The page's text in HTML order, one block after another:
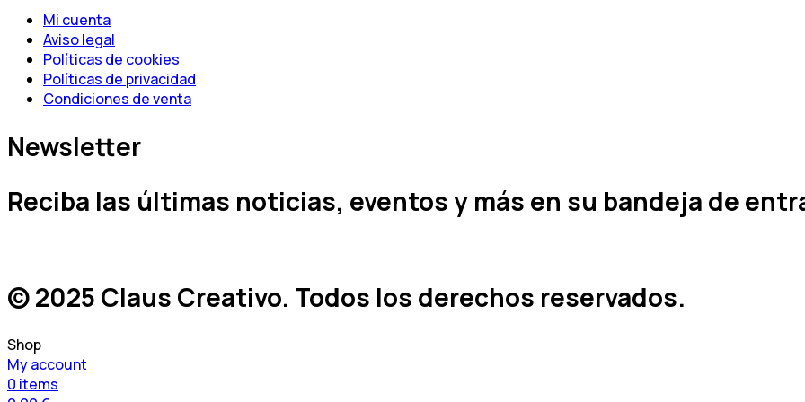
Mi cuenta
Aviso legal
Políticas de cookies
Políticas de privacidad
Condiciones de venta
Newsletter
Reciba las últimas noticias, eventos y más en su bandeja de
© 2025 Claus Creativo. Todos los derechos reservados.
Shop
My account
0 items